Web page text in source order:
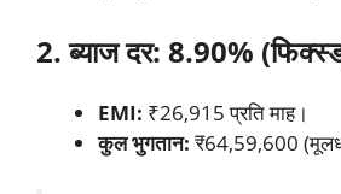
2. ब्याज दर: 8.90%
EMI: ₹26,915 प्रति माह।
कुल भुगतान: ₹64,59,600